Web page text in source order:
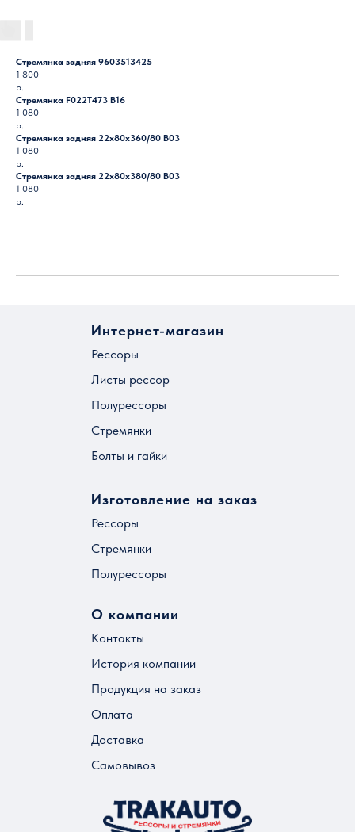
Стремянка задняя 9603513425
1 800
р.
Стремянка F022T473 B16
1 080
р.
Стремянка задняя 22х80х360/80 B03
1 080
р.
Стремянка задняя 22х80х380/80 B03
1 080
р.
Интернет-магазин
Рессоры
Листы рессор
Полурессоры
Стремянки
Болты и гайки
Изготовление на заказ
Рессоры
Стремянки
Полурессоры
О компании
Контакты
История компании
Продукция на заказ
Оплата
Доставка
Самовывоз